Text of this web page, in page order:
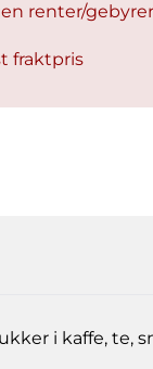
renter/
fraktpris
i kaffe, te,